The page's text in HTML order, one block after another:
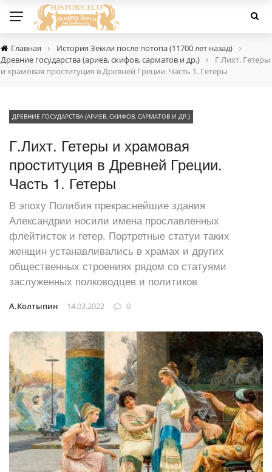
Главная › История Земли после потопа (11700 лет назад) ›
Древние государства (ариев, скифов, сарматов и др.) ›
Г.Лихт. Гетеры
и храмовая проституция в Древней Греции. Часть 1. Гетеры
ДРЕВНИЕ ГОСУДАРСТВА (АРИЕВ, СКИФОВ, САРМАТОВ И ДР.)
Г.Лихт. Гетеры и храмовая
проституция в Древней Греции.
Часть 1. Гетеры
В эпоху Полибия прекраснейшие здания
Александрии носили имена прославленных
флейтисток и гетер. Портретные статуи таких
женщин устанавливались в храмах и других
общественных строениях рядом со статуями
заслуженных полководцев и политиков
А.Колтыпин 14.03.2022 0